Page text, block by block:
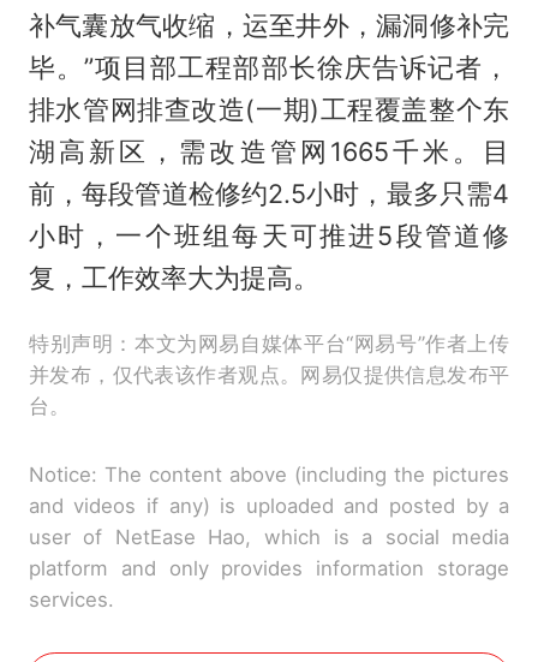
补气囊放气收缩，运至井外，漏洞修补完
毕。”项目部工程部部长徐庆告诉记者，
排水管网排查改造(一期)工程覆盖整个东
湖高新区，需改造管网1665千米。目
前，每段管道检修约2.5小时，最多只需4
小时，一个班组每天可推进5段管道修
复，工作效率大为提高。
特别声明：本文为网易自媒体平台“网易号”作者上传
并发布，仅代表该作者观点。网易仅提供信息发布平
台。
Notice: The content above (including the pictures
and videos if any) is uploaded and posted by a
user of NetEase Hao, which is a social media
platform and only provides information storage
services.